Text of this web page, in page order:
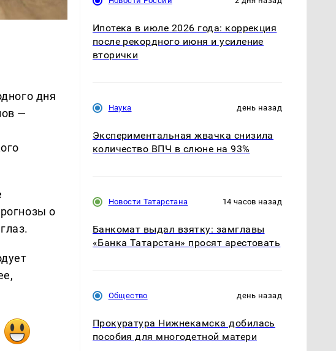
дня
—
о
Ипотека в июле 2026 года: коррекция
после рекордного июня и усиление
вторички
Наука день назад
Экспериментальная жвачка снизила
количество ВПЧ в слюне на 93%
Новости Татарстана 14 часов назад
Банкомат выдал взятку: замглавы
«Банка Татарстан» просят арестовать
Общество день назад
Прокуратура Нижнекамска добилась
пособия для многодетной матери